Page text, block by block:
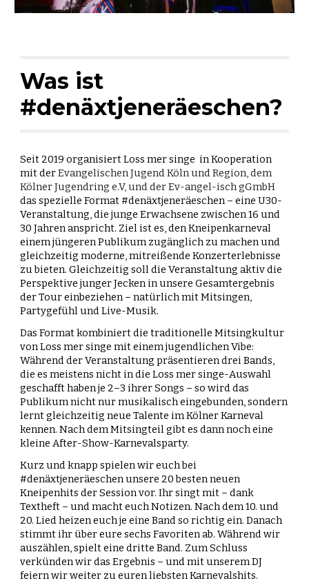
Was ist
#denäxtjeneräeschen?
Seit 2019 organisiert Loss mer singe in Kooperation
mit derEvangelischen Jugend Köln und Region, dem
Kölner Jugendring e.V, und der Ev-angel-isch gGmbH
das spezielle Format #denäxtjeneräeschen – eine U30-
Veranstaltung, die junge Erwachsene zwischen 16 und
30 Jahren anspricht. Ziel ist es, den Kneipenkarneval
einem jüngeren Publikum zugänglich zu machen und
gleichzeitig moderne, mitreißende Konzerterlebnisse
zu bieten. Gleichzeitig soll die Veranstaltung aktiv die
Perspektive junger Jecken in unsere Gesamtergebnis
der Tour einbeziehen– natürlich mit Mitsingen,
Partygefühl und Live-Musik.
Das Format kombiniert die traditionelle Mitsingkultur
von Loss mer singe mit einem jugendlichen Vibe:
Während der Veranstaltung präsentieren drei Bands,
die es meistens nicht in die Loss mer singe-Auswahl
geschafft haben je 2–3 ihrer Songs – so wird das
Publikum nicht nur musikalisch eingebunden, sondern
lernt gleichzeitig neue Talente im Kölner Karneval
kennen. Nach dem Mitsingteil gibt es dann noch eine
kleine After-Show-Karnevalsparty.
Kurz und knapp spielen wir euch bei
#denäxtjeneräeschen unsere 20 besten neuen
Kneipenhits der Session vor. Ihr singt mit – dank
Textheft – und macht euch Notizen. Nach dem 10. und
20. Lied heizen euch je eine Band so richtig ein. Danach
stimmt ihr über eure sechs Favoriten ab. Während wir
auszählen, spielt eine dritte Band. Zum Schluss
verkünden wir das Ergebnis – und mit unserem DJ
feiern wir weiter zu euren liebsten Karnevalshits.